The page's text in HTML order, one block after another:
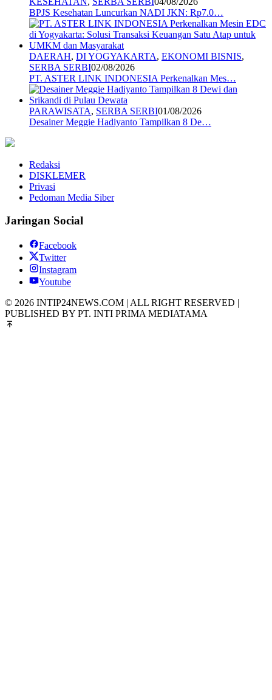
BPJS Kesehatan Luncurkan NADI JKN: Rp7.0…
DAERAH, DI YOGYAKARTA, EKONOMI BISNIS,
SERBA SERBI02/08/2026
PT. ASTER LINK INDONESIA Perkenalkan Mes…
PARAWISATA, SERBA SERBI01/08/2026
Desainer Meggie Hadiyanto Tampilkan 8 De…
Redaksi
DISKLEMER
Privasi
Pedoman Media Siber
Jaringan Social
Facebook
Twitter
Instagram
Youtube
© 2026 INTIP24NEWS.COM | ALL RIGHT RESERVED |
PUBLISHED BY PT. INTI PRIMA MEDIATAMA